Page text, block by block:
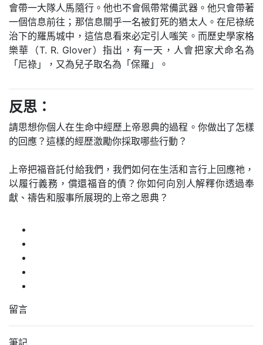
會帶一大隊人馬隨行。他也不會佩帶常備武器。他只會帶著
一個信息前往；那信息關乎一名被釘死的猶太人。在尼祿統
治下的羅馬城中，這信息看來必定引人嗤笑。而歷史學家格
樂華（T. R. Glover）指出，有一天，人會把家犬命名為
「尼祿」，又為兒子取名為「保羅」。
反思：
請思想你個人在生命中經歷上帝恩典的過程。你做出了怎樣
的回應？這樣的經歷激勵你採取哪些行動？
上帝把福音託付給我們，我們如何在生活和言行上回應祂，
以履行義務，償還福音的債？你如何向別人解釋你透過奉
獻、禱告和服事所展現的上帝之恩典？
留言
筆記